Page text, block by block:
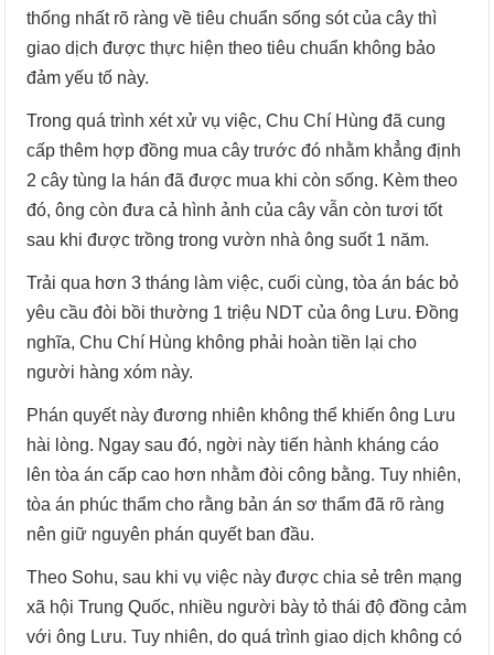
thống nhất rõ ràng về tiêu chuẩn sống sót của cây thì
giao dịch được thực hiện theo tiêu chuẩn không bảo
đảm yếu tố này.
Trong quá trình xét xử vụ việc, Chu Chí Hùng đã cung
cấp thêm hợp đồng mua cây trước đó nhằm khẳng định
2 cây tùng la hán đã được mua khi còn sống. Kèm theo
đó, ông còn đưa cả hình ảnh của cây vẫn còn tươi tốt
sau khi được trồng trong vườn nhà ông suốt 1 năm.
Trải qua hơn 3 tháng làm việc, cuối cùng, tòa án bác bỏ
yêu cầu đòi bồi thường 1 triệu NDT của ông Lưu. Đồng
nghĩa, Chu Chí Hùng không phải hoàn tiền lại cho
người hàng xóm này.
Phán quyết này đương nhiên không thể khiến ông Lưu
hài lòng. Ngay sau đó, ngời này tiến hành kháng cáo
lên tòa án cấp cao hơn nhằm đòi công bằng. Tuy nhiên,
tòa án phúc thẩm cho rằng bản án sơ thẩm đã rõ ràng
nên giữ nguyên phán quyết ban đầu.
Theo Sohu, sau khi vụ việc này được chia sẻ trên mạng
xã hội Trung Quốc, nhiều người bày tỏ thái độ đồng cảm
với ông Lưu. Tuy nhiên, do quá trình giao dịch không có